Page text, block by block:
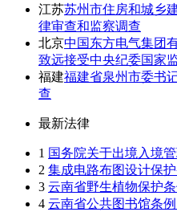
江苏苏州市住房和城乡
律审查和监察调查
北京中国东方电气集团
致远接受中央纪委国家
福建福建省泉州市委书
查
最新法律
1 国务院关于出境入境管
2 集成电路布图设计保护
3 云南省野生植物保护条
4 云南省公共图书馆条例